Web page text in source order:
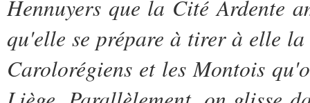
Hennuyers que la Cité Ardente
qu'elle se prépare à tirer à elle
Carolorégiens et les Montois